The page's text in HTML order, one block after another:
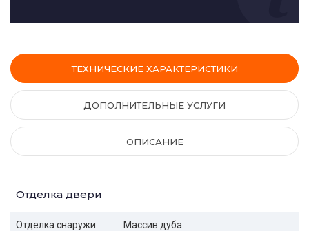
ТЕХНИЧЕСКИЕ ХАРАКТЕРИСТИКИ
ДОПОЛНИТЕЛЬНЫЕ УСЛУГИ
ОПИСАНИЕ
Отделка двери
Отделка снаружи Массив дуба